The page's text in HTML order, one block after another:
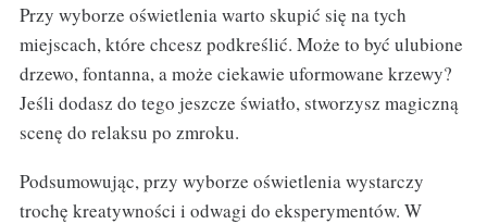
Przy wyborze oświetlenia warto skupić się na tych
miejscach, które chcesz podkreślić. Może to być ulubione
drzewo, fontanna, a może ciekawie uformowane krzewy?
Jeśli dodasz do tego jeszcze światło, stworzysz magiczną
scenę do relaksu po zmroku.
Podsumowując, przy wyborze oświetlenia wystarczy
trochę kreatywności i odwagi do eksperymentów. W